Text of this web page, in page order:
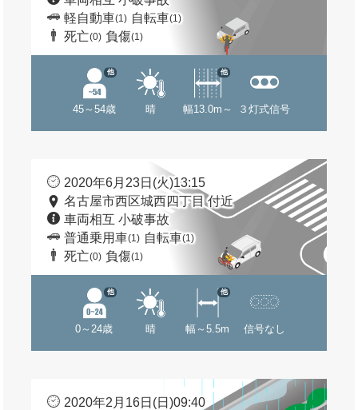
軽自動車(1) 自転車(1)
死亡(0) 負傷(1)
45～54歳
他
晴 幅13.0m～
他
３灯式信号
2020年6月23日(火)13:15
名古屋市西区城西四丁目 付近
車両相互 小破事故
普通乗用車(1) 自転車(1)
死亡(0) 負傷(1)
0～24歳
他
晴 幅～5.5m
他
信号なし
2020年2月16日(日)09:40